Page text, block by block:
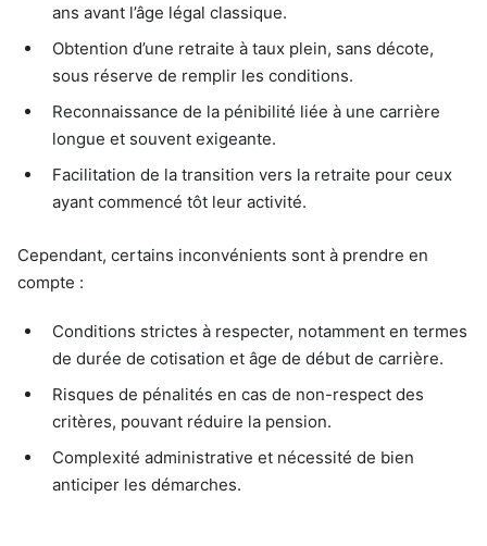
ans avant l’âge légal classique.
Obtention d’une retraite à taux plein, sans décote,
sous réserve de remplir les conditions.
Reconnaissance de la pénibilité liée à une carrière
longue et souvent exigeante.
Facilitation de la transition vers la retraite pour ceux
ayant commencé tôt leur activité.
Cependant, certains inconvénients sont à prendre en
compte :
Conditions strictes à respecter, notamment en termes
de durée de cotisation et âge de début de carrière.
Risques de pénalités en cas de non-respect des
critères, pouvant réduire la pension.
Complexité administrative et nécessité de bien
anticiper les démarches.